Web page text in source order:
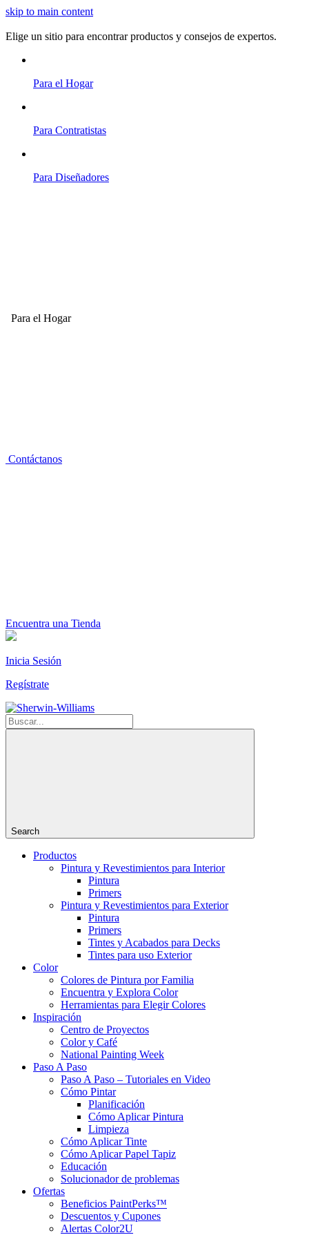
skip to main content
Elige un sitio para encontrar productos y consejos de expertos.
Para el Hogar
Para Contratistas
Para Diseñadores
Para el Hogar
Contáctanos
Encuentra una Tienda
Inicia Sesión
Regístrate
Search
Productos
Pintura y Revestimientos para Interior
Pintura
Primers
Pintura y Revestimientos para Exterior
Pintura
Primers
Tintes y Acabados para Decks
Tintes para uso Exterior
Color
Colores de Pintura por Familia
Encuentra y Explora Color
Herramientas para Elegir Colores
Inspiración
Centro de Proyectos
Color y Café
National Painting Week
Paso A Paso
Paso A Paso – Tutoriales en Video
Cómo Pintar
Planificación
Cómo Aplicar Pintura
Limpieza
Cómo Aplicar Tinte
Cómo Aplicar Papel Tapiz
Educación
Solucionador de problemas
Ofertas
Beneficios PaintPerks™
Descuentos y Cupones
Alertas Color2U